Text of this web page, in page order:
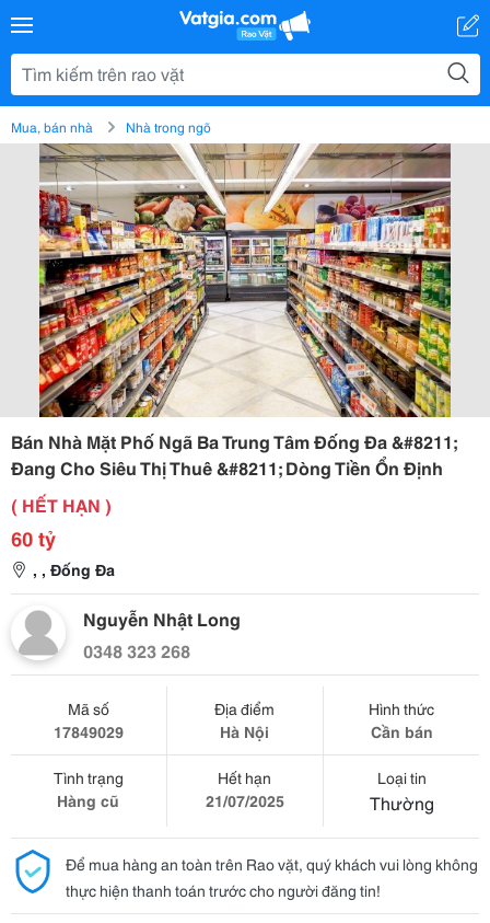
Mua, bán nhà Nhà trong ngõ
Bán Nhà Mặt Phố Ngã Ba Trung Tâm Đống Đa &#8211;
Đang Cho Siêu Thị Thuê &#8211; Dòng Tiền Ổn Định
( HẾT HẠN )
60 tỷ
, , Đống Đa
Nguyễn Nhật Long
0348 323 268
Mã số
17849029
Địa điểm
Hà Nội
Hình thức
Cần bán
Tình trạng
Hàng cũ
Hết hạn
21/07/2025
Loại tin
Thường
Để mua hàng an toàn trên Rao vặt, quý khách vui lòng không
thực hiện thanh toán trước cho người đăng tin!